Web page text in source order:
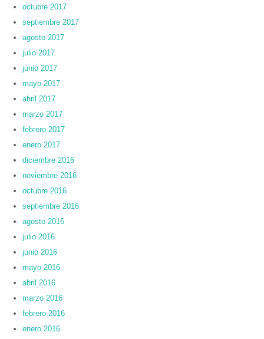
octubre 2017
septiembre 2017
agosto 2017
julio 2017
junio 2017
mayo 2017
abril 2017
marzo 2017
febrero 2017
enero 2017
diciembre 2016
noviembre 2016
octubre 2016
septiembre 2016
agosto 2016
julio 2016
junio 2016
mayo 2016
abril 2016
marzo 2016
febrero 2016
enero 2016